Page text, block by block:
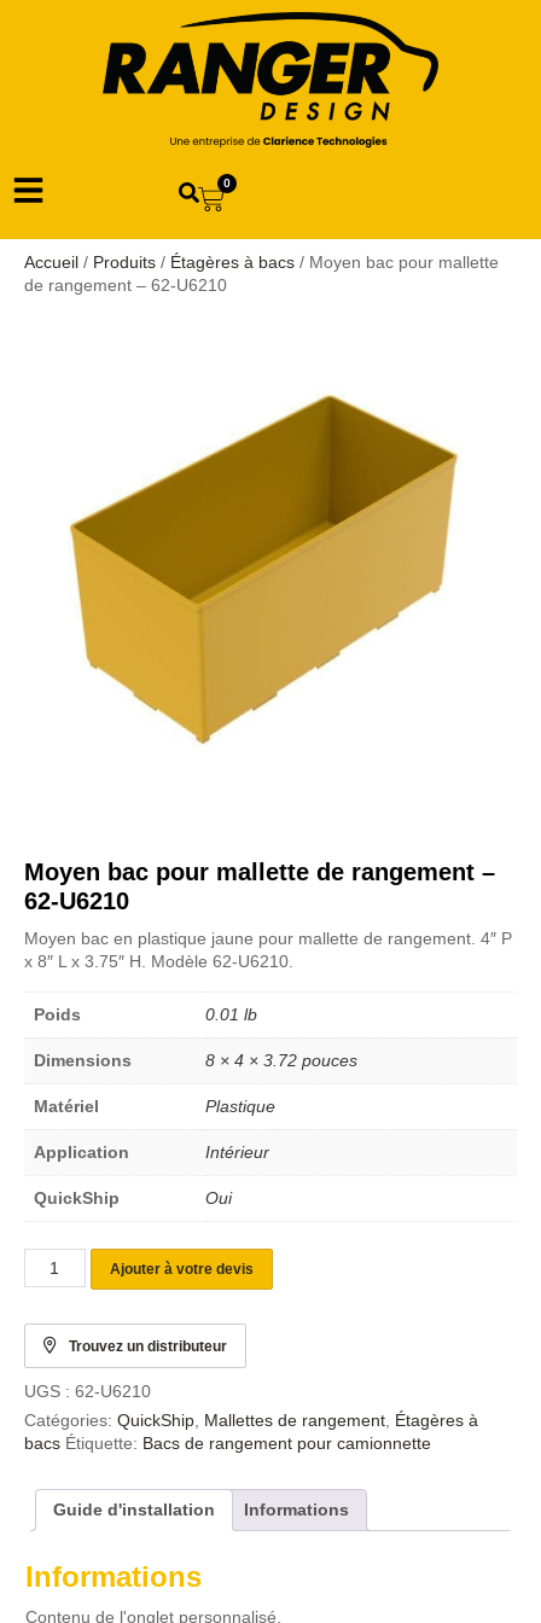
0
Accueil / Produits / Étagères à bacs / Moyen bac pour mallette
de rangement – 62-U6210
Moyen bac pour mallette de rangement –
62-U6210
Moyen bac en plastique jaune pour mallette de rangement. 4″ P
x 8″ L x 3.75″ H. Modèle 62-U6210.
Poids 0.01 lb
Dimensions 8 × 4 × 3.72 pouces
Matériel Plastique
Application Intérieur
QuickShip Oui
Ajouter à votre devis
Trouvez un distributeur
UGS : 62-U6210
Catégories: QuickShip, Mallettes de rangement, Étagères à
bacs Étiquette: Bacs de rangement pour camionnette
Guide d'installation Informations
Informations
Contenu de l'onglet personnalisé.